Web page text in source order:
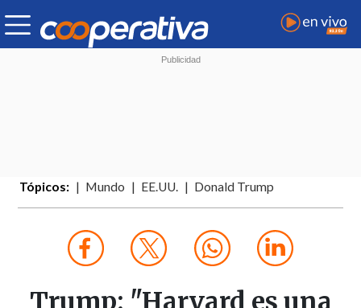
Tópicos: Mundo EE.UU. Donald Trump